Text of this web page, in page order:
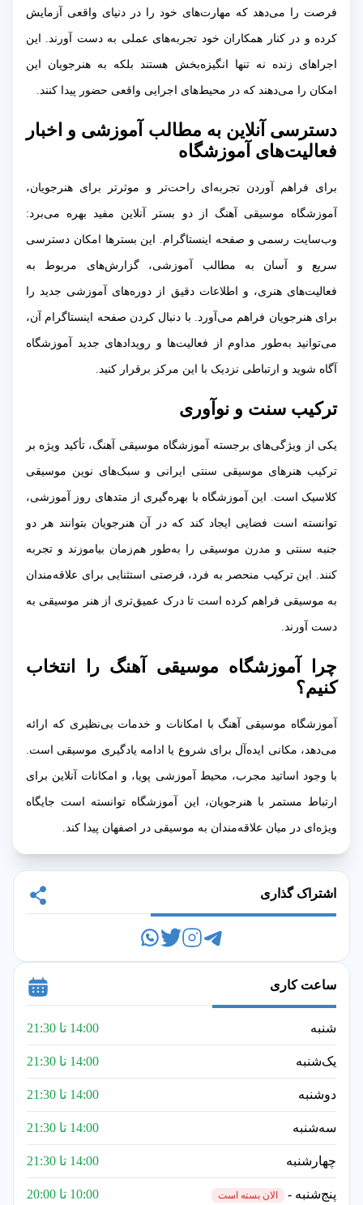
فرصت را می‌دهد که مهارت‌های خود را در دنیای واقعی آزمایش
کرده و در کنار همکاران خود تجربه‌های عملی به دست آورند. این
اجراهای زنده نه تنها انگیزه‌بخش هستند بلکه به هنرجویان این
امکان را می‌دهند که در محیط‌های اجرایی واقعی حضور پیدا کنند.
دسترسی آنلاین به مطالب آموزشی و اخبار
فعالیت‌های آموزشگاه
برای فراهم آوردن تجربه‌ای راحت‌تر و موثرتر برای هنرجویان،
آموزشگاه موسیقی آهنگ از دو بستر آنلاین مفید بهره می‌برد:
وب‌سایت رسمی و صفحه اینستاگرام. این بسترها امکان دسترسی
سریع و آسان به مطالب آموزشی، گزارش‌های مربوط به
فعالیت‌های هنری، و اطلاعات دقیق از دوره‌های آموزشی جدید را
برای هنرجویان فراهم می‌آورد. با دنبال کردن صفحه اینستاگرام آن،
می‌توانید به‌طور مداوم از فعالیت‌ها و رویدادهای جدید آموزشگاه
آگاه شوید و ارتباطی نزدیک با این مرکز برقرار کنید.
ترکیب سنت و نوآوری
یکی از ویژگی‌های برجسته آموزشگاه موسیقی آهنگ، تأکید ویژه بر
ترکیب هنرهای موسیقی سنتی ایرانی و سبک‌های نوین موسیقی
کلاسیک است. این آموزشگاه با بهره‌گیری از متدهای روز آموزشی،
توانسته است فضایی ایجاد کند که در آن هنرجویان بتوانند هر دو
جنبه سنتی و مدرن موسیقی را به‌طور هم‌زمان بیاموزند و تجربه
کنند. این ترکیب منحصر به فرد، فرصتی استثنایی برای علاقه‌مندان
به موسیقی فراهم کرده است تا درک عمیق‌تری از هنر موسیقی به
دست آورند.
چرا آموزشگاه موسیقی آهنگ را انتخاب
کنیم؟
آموزشگاه موسیقی آهنگ با امکانات و خدمات بی‌نظیری که ارائه
می‌دهد، مکانی ایده‌آل برای شروع یا ادامه یادگیری موسیقی است.
با وجود اساتید مجرب، محیط آموزشی پویا، و امکانات آنلاین برای
ارتباط مستمر با هنرجویان، این آموزشگاه توانسته است جایگاه
ویژه‌ای در میان علاقه‌مندان به موسیقی در اصفهان پیدا کند.
اشتراک گذاری
ساعت کاری
شنبه 14:00 تا 21:30
یک‌شنبه 14:00 تا 21:30
دوشنبه 14:00 تا 21:30
سه‌شنبه 14:00 تا 21:30
چهارشنبه 14:00 تا 21:30
پنج‌شنبه - الان بسته است 10:00 تا 20:00